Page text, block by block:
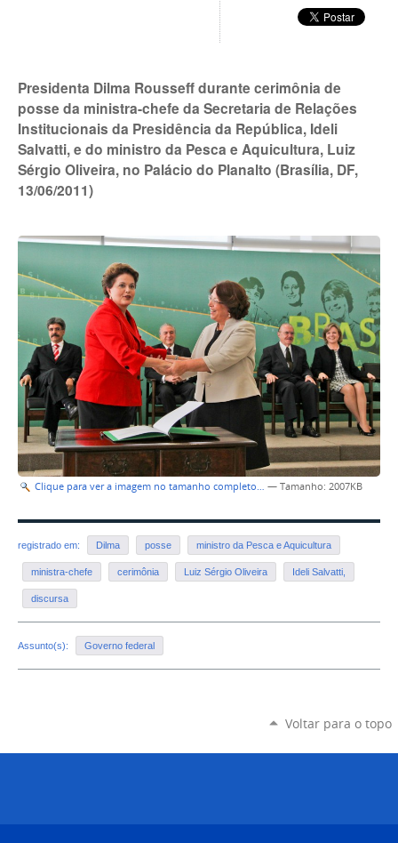
Presidenta Dilma Rousseff durante cerimônia de
posse da ministra-chefe da Secretaria de Relações
Institucionais da Presidência da República, Ideli
Salvatti, e do ministro da Pesca e Aquicultura, Luiz
Sérgio Oliveira, no Palácio do Planalto (Brasília, DF,
13/06/2011)
Clique para ver a imagem no tamanho completo… — Tamanho: 2007KB
registrado em: Dilma posse ministro da Pesca e Aquicultura
ministra-chefe cerimônia Luiz Sérgio Oliveira Ideli Salvatti,
discursa
Assunto(s): Governo federal
Voltar para o topo